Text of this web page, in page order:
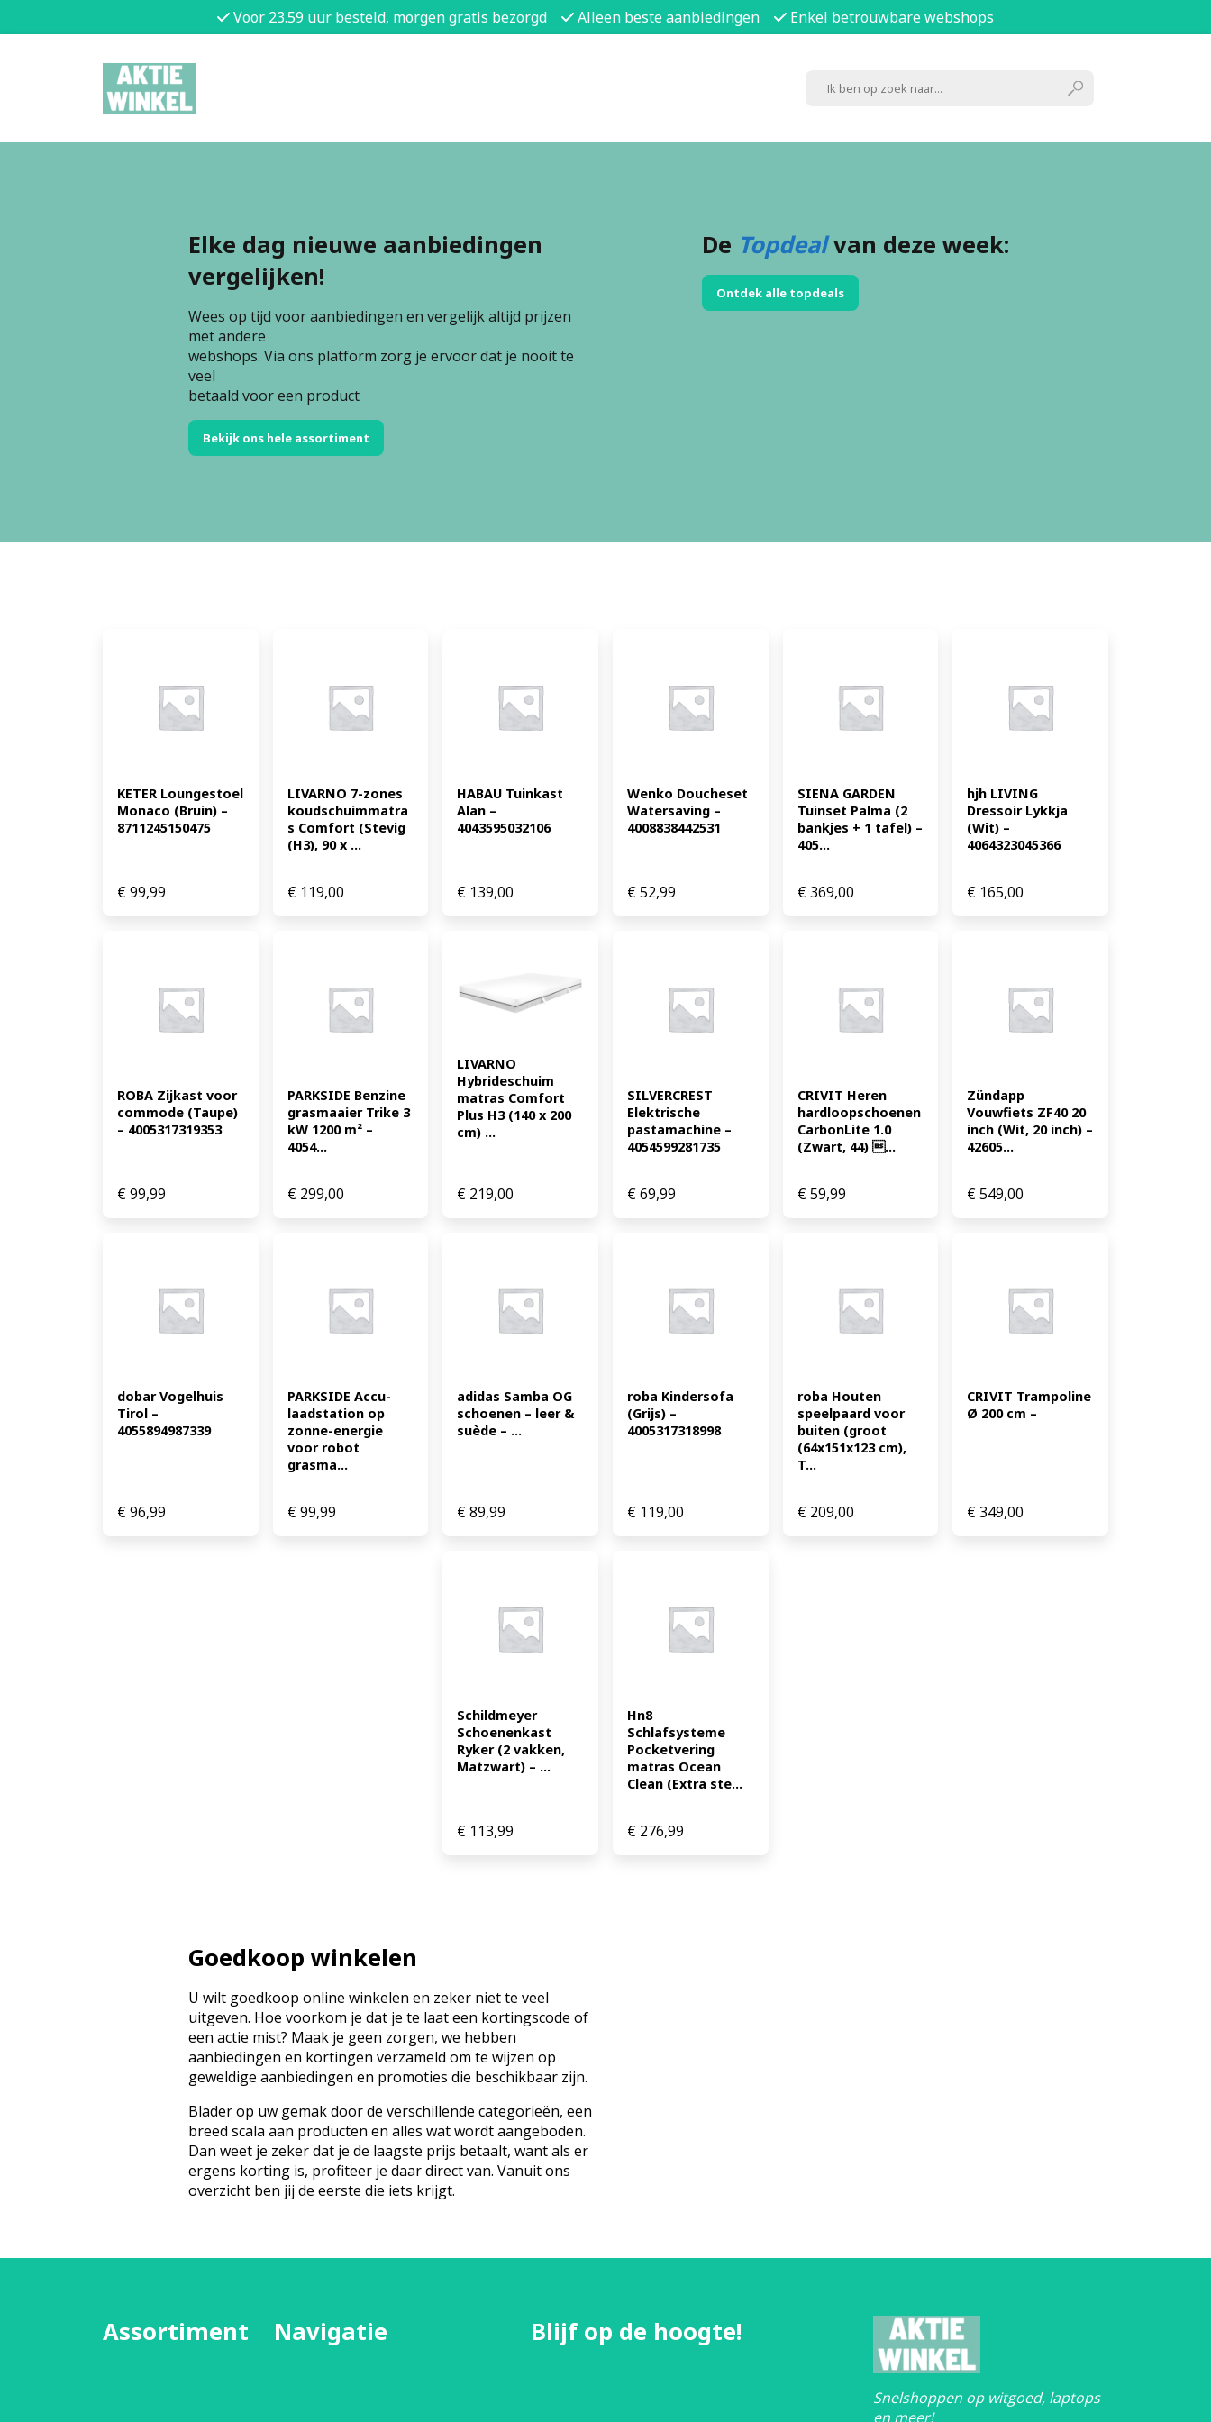
Voor 23.59 uur besteld, morgen gratis bezorgd Alleen beste aanbiedingen Enkel betrouwbare webshops
Elke dag nieuwe aanbiedingen
vergelijken!
Wees op tijd voor aanbiedingen en vergelijk altijd prijzen
met andere
webshops. Via ons platform zorg je ervoor dat je nooit te
veel
betaald voor een product
Bekijk ons hele assortiment
De Topdealvan deze week:
Ontdek alle topdeals
KETER Loungestoel
Monaco (Bruin) –
8711245150475
€99,99
LIVARNO 7-zones
koudschuimmatra
s Comfort (Stevig
(H3), 90 x ...
€119,00
HABAU Tuinkast
Alan –
4043595032106
€ 139,00
Wenko Doucheset
Watersaving –
4008838442531
€52,99
SIENA GARDEN
Tuinset Palma (2
bankjes + 1 tafel) –
405...
€369,00
hjh LIVING
Dressoir Lykkja
(Wit) –
4064323045366
€ 165,00
ROBA Zijkast voor
commode (Taupe)
– 4005317319353
€99,99
PARKSIDE Benzine
grasmaaier Trike 3
kW 1200 m² –
4054...
€299,00
LIVARNO
Hybrideschuim
matras Comfort
Plus H3 (140 x 200
cm) ...
€ 219,00
SILVERCREST
Elektrische
pastamachine –
4054599281735
€69,99
CRIVIT Heren
hardloopschoenen
CarbonLite 1.0
(Zwart, 44) ...
€59,99
Zündapp
Vouwfiets ZF40 20
inch (Wit, 20 inch) –
42605...
€549,00
dobar Vogelhuis
Tirol –
4055894987339
€96,99
PARKSIDE Accu-
laadstation op
zonne-energie
voor robot
grasma...
€99,99
adidas Samba OG
schoenen – leer &
suède – ...
€89,99
roba Kindersofa
(Grijs) –
4005317318998
€ 119,00
roba Houten
speelpaard voor
buiten (groot
(64x151x123 cm),
T...
€209,00
CRIVIT Trampoline
Ø 200 cm –
€349,00
Schildmeyer
Schoenenkast
Ryker (2 vakken,
Matzwart) – ...
€ 113,99
Hn8
Schlafsysteme
Pocketvering
matras Ocean
Clean (Extra ste...
€ 276,99
Goedkoop winkelen
U wilt goedkoop online winkelen en zeker niet te veel
uitgeven. Hoe voorkom je dat je te laat een kortingscode of
een actie mist? Maak je geen zorgen, we hebben
aanbiedingen en kortingen verzameld om te wijzen op
geweldige aanbiedingen en promoties die beschikbaar zijn.
Blader op uw gemak door de verschillende categorieën, een
breed scala aan producten en alles wat wordt aangeboden.
Dan weet je zeker dat je de laagste prijs betaalt, want als er
ergens korting is, profiteer je daar direct van. Vanuit ons
overzicht ben jij de eerste die iets krijgt.
Assortiment Navigatie Blijf op de hoogte!
Snelshoppen op witgoed, laptops
en meer!